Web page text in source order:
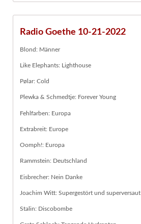
Radio Goethe 10-21-2022
Blond: Männer
Like Elephants: Lighthouse
Pølar: Cold
Plewka & Schmedtje: Forever Young
Fehlfarben: Europa
Extrabreit: Europe
Oomph!: Europa
Rammstein: Deutschland
Eisbrecher: Nein Danke
Joachim Witt: Supergestört und superversaut
Stalin: Discobombe